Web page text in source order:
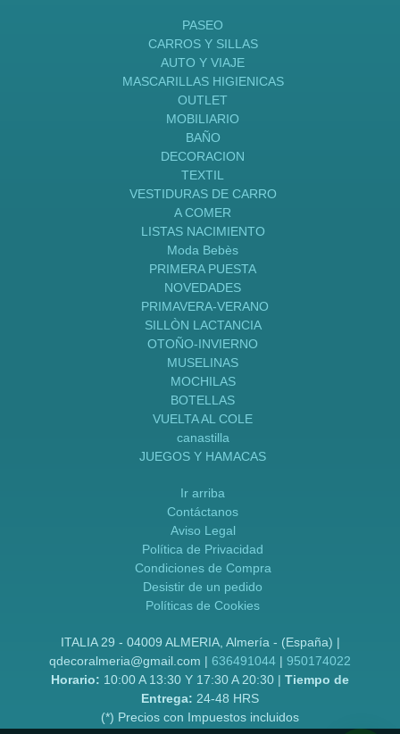
PASEO
CARROS Y SILLAS
AUTO Y VIAJE
MASCARILLAS HIGIENICAS
OUTLET
MOBILIARIO
BAÑO
DECORACION
TEXTIL
VESTIDURAS DE CARRO
A COMER
LISTAS NACIMIENTO
Moda Bebès
PRIMERA PUESTA
NOVEDADES
PRIMAVERA-VERANO
SILLÒN LACTANCIA
OTOÑO-INVIERNO
MUSELINAS
MOCHILAS
BOTELLAS
VUELTA AL COLE
canastilla
JUEGOS Y HAMACAS
Ir arriba
Contáctanos
Aviso Legal
Política de Privacidad
Condiciones de Compra
Desistir de un pedido
Políticas de Cookies
ITALIA 29 - 04009 ALMERIA, Almería - (España) |
qdecoralmeria@gmail.com | 636491044 | 950174022
Horario: 10:00 A 13:30 Y 17:30 A 20:30 | Tiempo de
Entrega: 24-48 HRS
(*) Precios con Impuestos incluidos